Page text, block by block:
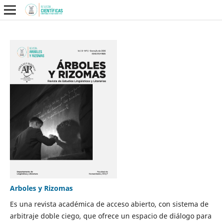
Arboles y Rizomas
Es una revista académica de acceso abierto, con sistema de
arbitraje doble ciego, que ofrece un espacio de diálogo para